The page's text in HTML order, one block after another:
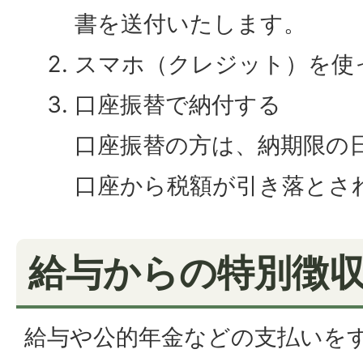
書を送付いたします。
スマホ（クレジット）を
口座振替で納付する
口座振替の方は、納期限の
口座から税額が引き落とさ
給与からの特別徴
給与や公的年金などの支払いを